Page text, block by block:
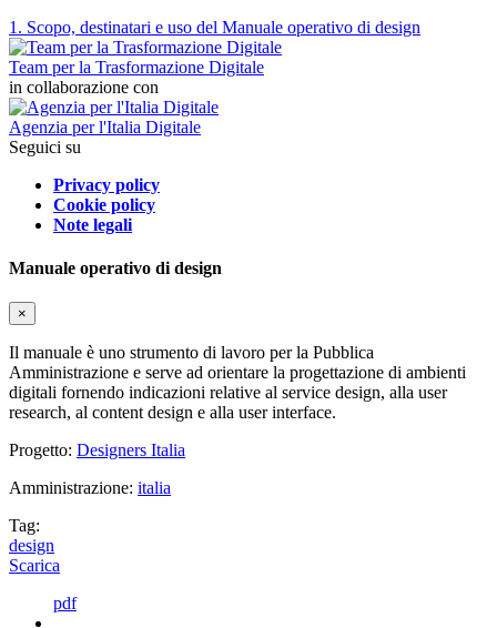
1. Scopo, destinatari e uso del Manuale operativo di design
Team per la Trasformazione Digitale
in collaborazione con
Agenzia per l'Italia Digitale
Seguici su
Privacy policy
Cookie policy
Note legali
Manuale operativo di design
×
Il manuale è uno strumento di lavoro per la Pubblica
Amministrazione e serve ad orientare la progettazione di ambienti
digitali fornendo indicazioni relative al service design, alla user
research, al content design e alla user interface.
Progetto: Designers Italia
Amministrazione: italia
Tag:
design
Scarica
pdf